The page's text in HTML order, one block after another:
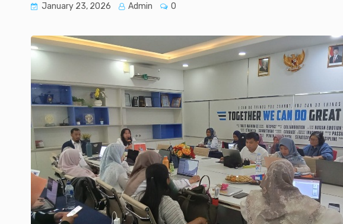
January 23, 2026 Admin 0